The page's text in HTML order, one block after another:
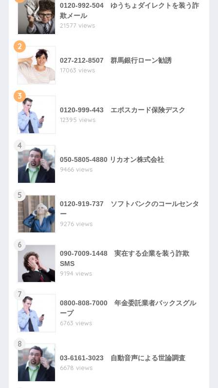
0120-992-504 ゆうちょダイレクトを装う詐
欺メール
21577 views
2
027-212-8507 群馬銀行ローン勧誘
17063 views
3
0120-999-443 エポスカード保険デスク
12395 views
4
050-5805-4880 リカオン株式会社
9466 views
5
0120-919-737 ソフトバンクのコールセンタ
ー
9276 views
6
090-7009-1448 実在する企業を装う詐欺
SMS
9194 views
7
0800-808-7000 年金委託業者バックスグル
ープ
6763 views
8
03-6161-3023 自動音声による世論調査
6678 views